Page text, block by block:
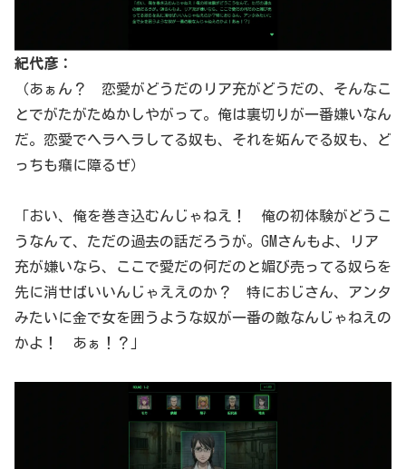
紀代彦：
（あぁん？ 恋愛がどうだのリア充がどうだの、そんなこ
とでがたがたぬかしやがって。俺は裏切りが一番嫌いなん
だ。恋愛でヘラヘラしてる奴も、それを妬んでる奴も、ど
っちも癪に障るぜ）
「おい、俺を巻き込むんじゃねえ！ 俺の初体験がどうこ
うなんて、ただの過去の話だろうが。GMさんもよ、リア
充が嫌いなら、ここで愛だの何だのと媚び売ってる奴らを
先に消せばいいんじゃええのか？ 特におじさん、アンタ
みたいに金で女を囲うような奴が一番の敵なんじゃねえの
かよ！ あぁ！？」